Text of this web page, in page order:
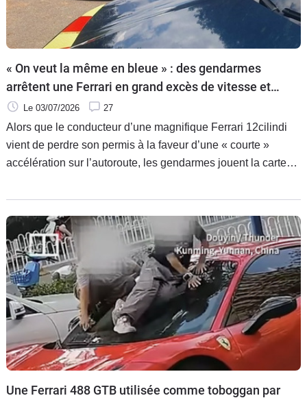
« On veut la même en bleue » : des gendarmes
arrêtent une Ferrari en grand excès de vitesse et
font de l’humour
Le 03/07/2026 27
Alors que le conducteur d’une magnifique Ferrari 12cilindi
vient de perdre son permis à la faveur d’une « courte »
accélération sur l’autoroute, les gendarmes jouent la carte
genre de voiture de rêve !
Une Ferrari 488 GTB utilisée comme toboggan par